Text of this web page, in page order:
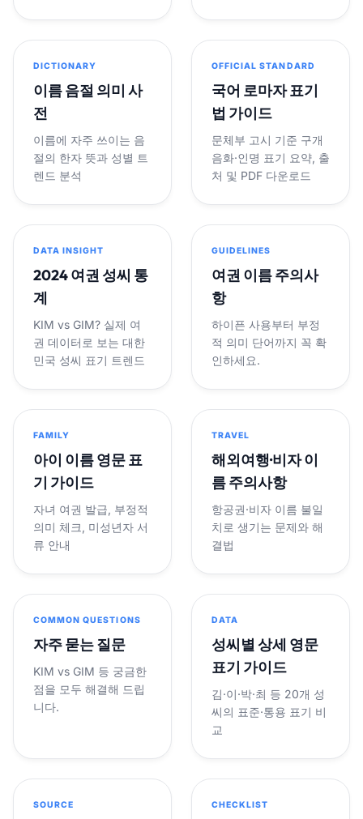
DICTIONARY
이름 음절 의미 사
전
이름에 자주 쓰이는 음
절의 한자 뜻과 성별 트
렌드 분석
OFFICIAL STANDARD
국어 로마자 표기
법 가이드
문체부 고시 기준 구개
음화·인명 표기 요약, 출
처 및 PDF 다운로드
DATA INSIGHT
2024 여권 성씨 통
계
KIM vs GIM? 실제 여
권 데이터로 보는 대한
민국 성씨 표기 트렌드
GUIDELINES
여권 이름 주의사
항
하이픈 사용부터 부정
적 의미 단어까지 꼭 확
인하세요.
FAMILY
아이 이름 영문 표
기 가이드
자녀 여권 발급, 부정적
의미 체크, 미성년자 서
류 안내
TRAVEL
해외여행·비자 이
름 주의사항
항공권·비자 이름 불일
치로 생기는 문제와 해
결법
COMMON QUESTIONS
자주 묻는 질문
KIM vs GIM 등 궁금한
점을 모두 해결해 드립
니다.
DATA
성씨별 상세 영문
표기 가이드
김·이·박·최 등 20개 성
씨의 표준·통용 표기 비
교
SOURCE CHECKLIST